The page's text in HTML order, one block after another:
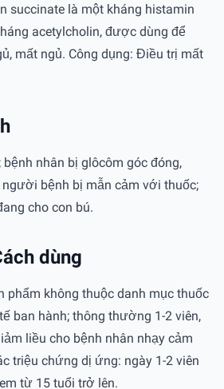
succinate là một kháng histamin
acetylcholin, được dùng để
mất ngủ. Công dụng: Điều trị mất
nhân bị glôcôm góc đóng,
bệnh bị mẫn cảm với thuốc;
cho con bú.
dùng
phẩm không thuộc danh mục thuốc
ban hành; thông thường 1-2 viên,
liều cho bệnh nhân nhạy cảm
triệu chứng dị ứng: ngày 1-2 viên
từ 15 tuổi trở lên.